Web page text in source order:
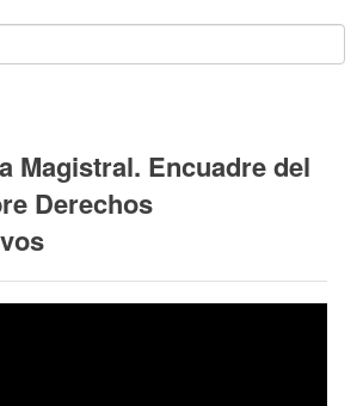
Magistral. Encuadre del
Derechos